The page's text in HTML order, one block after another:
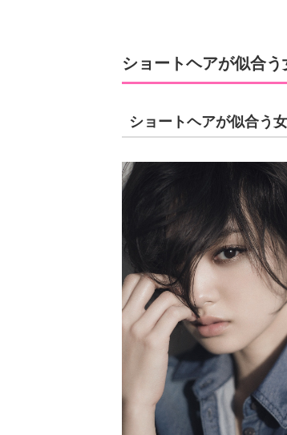
ショートヘアが似合
ショートヘアが似合う